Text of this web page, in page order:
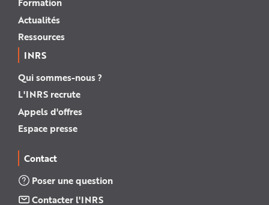
Actualités
Ressources
INRS
Qui sommes-nous ?
L'INRS recrute
Appels d'offres
Espace presse
Contact
Poser une question
Contacter l'INRS